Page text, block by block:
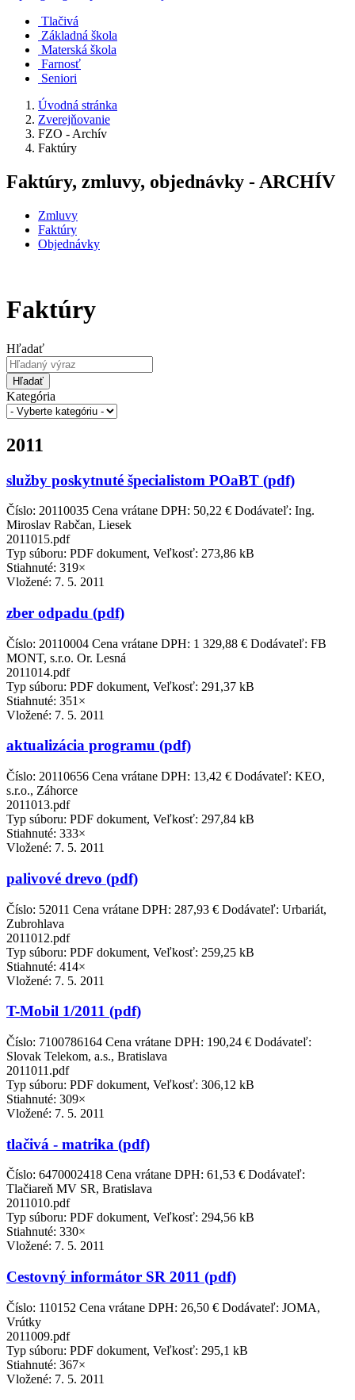
Tlačivá
Základná škola
Materská škola
Farnosť
Seniori
Úvodná stránka
Zverejňovanie
FZO - Archív
Faktúry
Faktúry, zmluvy, objednávky - ARCHÍV
Zmluvy
Faktúry
Objednávky
Faktúry
Hľadať
Hľadať
Kategória
2011
služby poskytnuté špecialistom POaBT (pdf)
Číslo: 20110035 Cena vrátane DPH: 50,22 € Dodávateľ: Ing.
Miroslav Rabčan, Liesek
2011015.pdf
Typ súboru: PDF dokument, Veľkosť: 273,86 kB
Stiahnuté: 319×
Vložené: 7. 5. 2011
zber odpadu (pdf)
Číslo: 20110004 Cena vrátane DPH: 1 329,88 € Dodávateľ: FB
MONT, s.r.o. Or. Lesná
2011014.pdf
Typ súboru: PDF dokument, Veľkosť: 291,37 kB
Stiahnuté: 351×
Vložené: 7. 5. 2011
aktualizácia programu (pdf)
Číslo: 20110656 Cena vrátane DPH: 13,42 € Dodávateľ: KEO,
s.r.o., Záhorce
2011013.pdf
Typ súboru: PDF dokument, Veľkosť: 297,84 kB
Stiahnuté: 333×
Vložené: 7. 5. 2011
palivové drevo (pdf)
Číslo: 52011 Cena vrátane DPH: 287,93 € Dodávateľ: Urbariát,
Zubrohlava
2011012.pdf
Typ súboru: PDF dokument, Veľkosť: 259,25 kB
Stiahnuté: 414×
Vložené: 7. 5. 2011
T-Mobil 1/2011 (pdf)
Číslo: 7100786164 Cena vrátane DPH: 190,24 € Dodávateľ:
Slovak Telekom, a.s., Bratislava
2011011.pdf
Typ súboru: PDF dokument, Veľkosť: 306,12 kB
Stiahnuté: 309×
Vložené: 7. 5. 2011
tlačivá - matrika (pdf)
Číslo: 6470002418 Cena vrátane DPH: 61,53 € Dodávateľ:
Tlačiareň MV SR, Bratislava
2011010.pdf
Typ súboru: PDF dokument, Veľkosť: 294,56 kB
Stiahnuté: 330×
Vložené: 7. 5. 2011
Cestovný informátor SR 2011 (pdf)
Číslo: 110152 Cena vrátane DPH: 26,50 € Dodávateľ: JOMA,
Vrútky
2011009.pdf
Typ súboru: PDF dokument, Veľkosť: 295,1 kB
Stiahnuté: 367×
Vložené: 7. 5. 2011